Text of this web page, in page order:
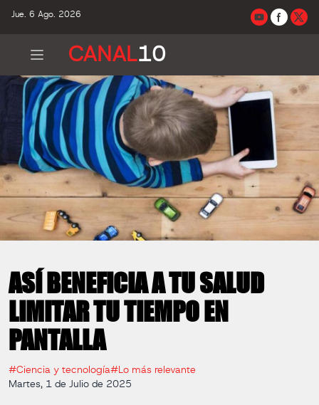
Jue. 6 Ago. 2026
CANAL10
ASÍ BENEFICIA A TU SALUD
LIMITAR TU TIEMPO EN
PANTALLA
#Ciencia y tecnología#Lo más relevante
Martes, 1 de Julio de 2025